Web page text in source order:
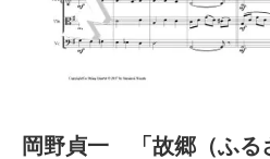
岡野貞一 「故郷（ふ